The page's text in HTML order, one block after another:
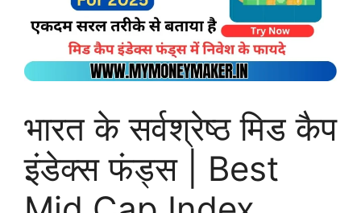
भारत के सर्वश्रेष्ठ मिड कैप
इंडेक्स फंड्स | Best